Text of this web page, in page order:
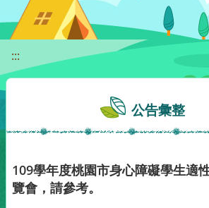
:::
公告彙整
109學年度桃園市身心障礙學生適
覽會，請參考。